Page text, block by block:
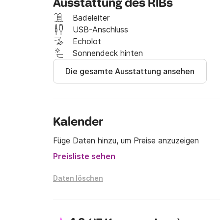
Sie können der Küste folgen und Pornichet,
Inseln (Houat, Hœdic oder Belle-Île-en-Mer)
Mit seinem leistungsstarken 250-PS-
Für weitere Informationen zögern Sie nicht,
Ausstattung des RIBs
Badeleiter
USB-Anschluss
Echolot
Sonnendeck hinten
Die gesamte Ausstattung ansehen
Kalender
Füge Daten hinzu, um Preise anzuzeigen
Preisliste sehen
Daten löschen